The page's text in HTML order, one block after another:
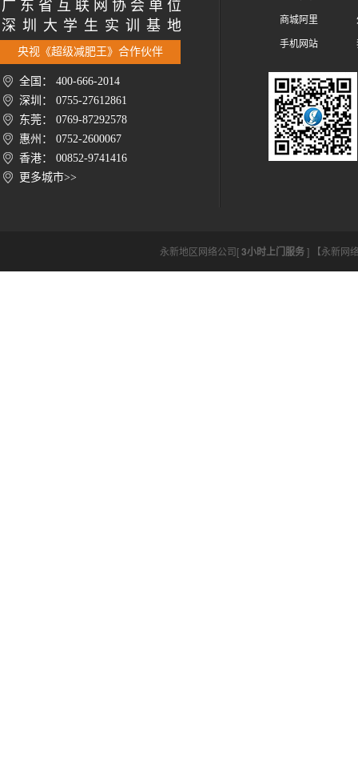
广 东 省 互 联 网 协 会 单 位
深 圳 大 学 生 实 训 基 地
央视《超级减肥王》合作伙伴
全国： 400-666-2014
深圳： 0755-27612861
东莞： 0769-87292578
惠州： 0752-2600067
香港： 00852-9741416
更多城市>>
商城阿里
手机网站
永新地区网络公司[3小时上门服务] 【永新网